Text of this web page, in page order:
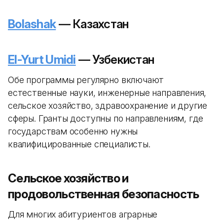
Bolashak— Казахстан
El-Yurt Umidi — Узбекистан
Обе программы регулярно включают
естественные науки, инженерные направления,
сельское хозяйство, здравоохранение и другие
сферы. Гранты доступны по направлениям, где
государствам особенно нужны
квалифицированные специалисты.
Сельское хозяйство и
продовольственная безопасность
Для многих абитуриентов аграрные